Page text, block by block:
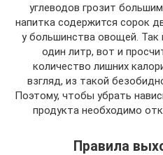
углеводов грозит
напитка содержится сорок
у большинства овощей.
один литр, вот и
количество лишних
взгляд, из такой
Поэтому, чтобы убрать
продукта необходимо
Правила